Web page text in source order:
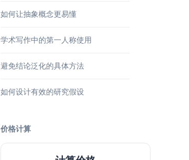
如何让抽象概念更易懂
学术写作中的第一人称使用
避免结论泛化的具体方法
如何设计有效的研究假设
价格计算